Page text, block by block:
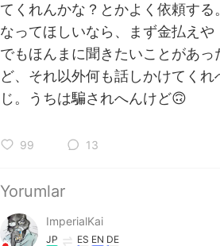
てくれんかな？とかよく依頼す
なってほしいなら、まず金払えや
でもほんまに聞きたいことがあ
ど、それ以外何も話しかけてく
じ。うちは騙されへんけど🙃
99 13
Yorumlar
ImperialKai
JP ES EN DE